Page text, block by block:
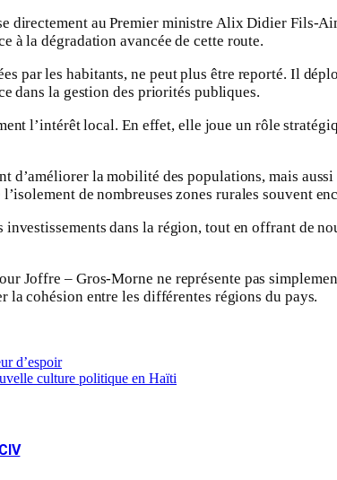
directement au Premier ministre Alix Didier Fils-
à la dégradation avancée de cette route.
par les habitants, ne peut plus être reporté. Il
dans la gestion des priorités publiques.
l’intérêt local. En effet, elle joue un rôle
d’améliorer la mobilité des populations, mais
de nombreuses zones rurales souvent
dans la région, tout en offrant de
Joffre – Gros-Morne ne représente pas
cohésion entre les différentes régions du pays.
d’espoir
culture politique en Haïti